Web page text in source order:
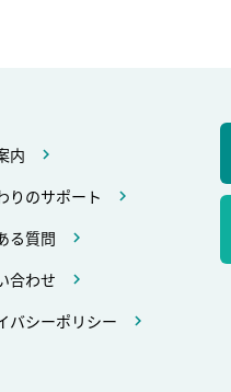
内
りのサポート
る質問
合わせ
バシーポリシー